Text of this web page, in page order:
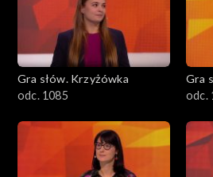
Gra słów. Krzyżówka
odc. 1085
Gra
odc.